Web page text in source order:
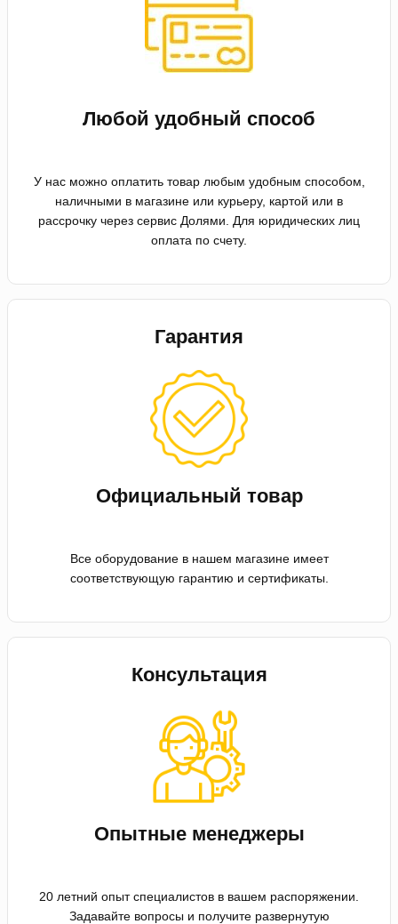
Любой удобный способ
У нас можно оплатить товар любым удобным способом,
наличными в магазине или курьеру, картой или в
рассрочку через сервис Долями. Для юридических лиц
оплата по счету.
Гарантия
Официальный товар
Все оборудование в нашем магазине имеет
соответствующую гарантию и сертификаты.
Консультация
Опытные менеджеры
20 летний опыт специалистов в вашем распоряжении.
Задавайте вопросы и получите развернутую